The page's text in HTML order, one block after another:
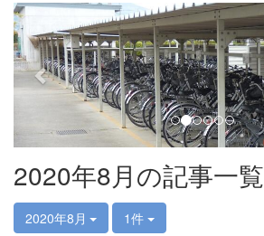
p
r
e
v
o
u
s
2020年8月の記事一覧
2020年8月 1件